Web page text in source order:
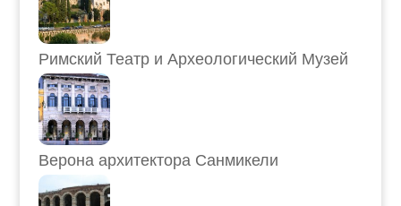
Римский Театр и Археологический Музей
Верона архитектора Санмикели